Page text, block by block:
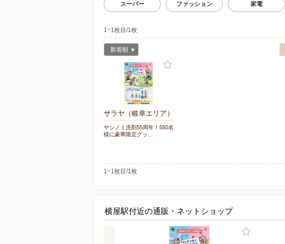
スーパー ファッション 家電
1~1枚目/1枚
新着順
サラヤ（岐阜エリア）
ヤシノミ洗剤55周年！550名
様に豪華限定グッ…
1~1枚目/1枚
横屋駅付近の通販・ネットショップ